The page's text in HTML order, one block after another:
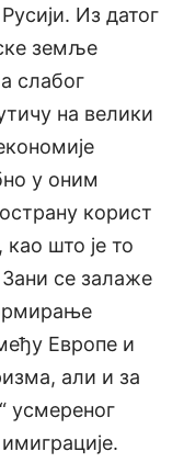
Из датог
земље
слабог
на велики
у оним
корист
што је то
се залаже
Европе и
али и за
усмереног